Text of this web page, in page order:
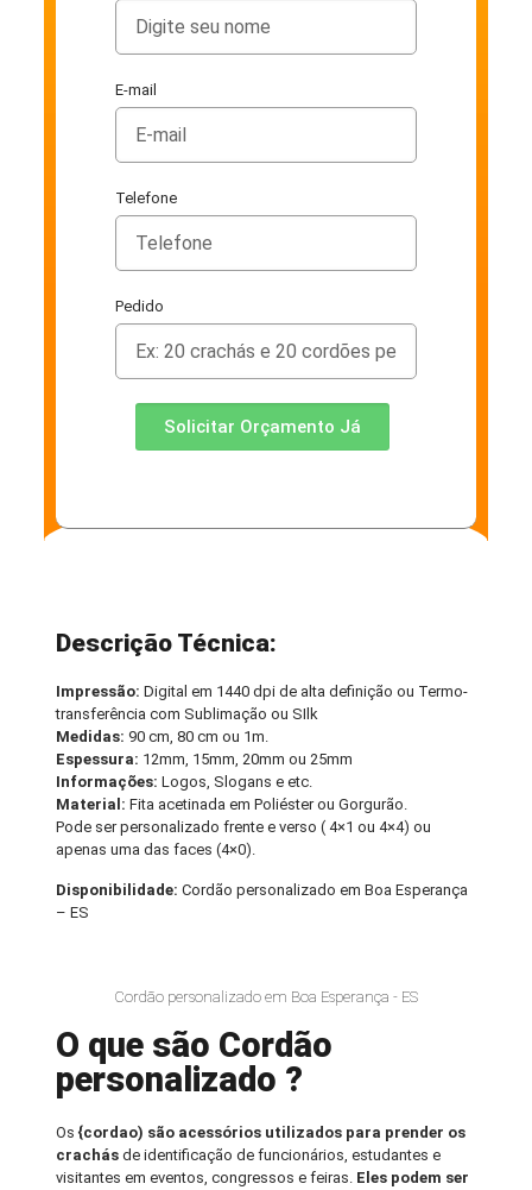
E-mail
Telefone
Pedido
Solicitar Orçamento Já
Descrição Técnica:
Impressão: Digital em 1440 dpi de alta definição ou Termo-
transferência com Sublimação ou SIlk
Medidas: 90 cm, 80 cm ou 1m.
Espessura: 12mm, 15mm, 20mm ou 25mm
Informações:Logos, Slogans e etc.
Material: Fita acetinada em Poliéster ou Gorgurão.
Pode ser personalizado frente e verso ( 4×1 ou 4×4) ou
apenas uma das faces (4×0).
Disponibilidade:Cordão personalizado em Boa Esperança
– ES
Cordão personalizado em Boa Esperança - ES
O que são Cordão
personalizado ?
Os {cordao) são acessórios utilizados para prender os
crachás de identificação de funcionários, estudantes e
visitantes em eventos, congressos e feiras. Eles podem ser